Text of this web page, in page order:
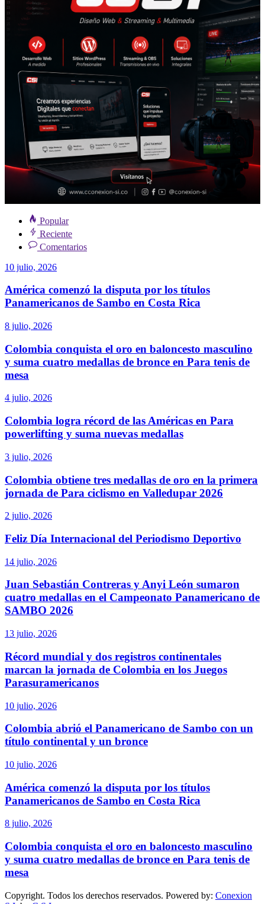
Popular
Reciente
Comentarios
10 julio, 2026
América comenzó la disputa por los títulos
Panamericanos de Sambo en Costa Rica
8 julio, 2026
Colombia conquista el oro en baloncesto masculino
y suma cuatro medallas de bronce en Para tenis de
mesa
4 julio, 2026
Colombia logra récord de las Américas en Para
powerlifting y suma nuevas medallas
3 julio, 2026
Colombia obtiene tres medallas de oro en la primera
jornada de Para ciclismo en Valledupar 2026
2 julio, 2026
Feliz Día Internacional del Periodismo Deportivo
14 julio, 2026
Juan Sebastián Contreras y Anyi León sumaron
cuatro medallas en el Campeonato Panamericano de
SAMBO 2026
13 julio, 2026
Récord mundial y dos registros continentales
marcan la jornada de Colombia en los Juegos
Parasuramericanos
10 julio, 2026
Colombia abrió el Panamericano de Sambo con un
título continental y un bronce
10 julio, 2026
América comenzó la disputa por los títulos
Panamericanos de Sambo en Costa Rica
8 julio, 2026
Colombia conquista el oro en baloncesto masculino
y suma cuatro medallas de bronce en Para tenis de
mesa
Copyright. Todos los derechos reservados. Powered by: Conexion